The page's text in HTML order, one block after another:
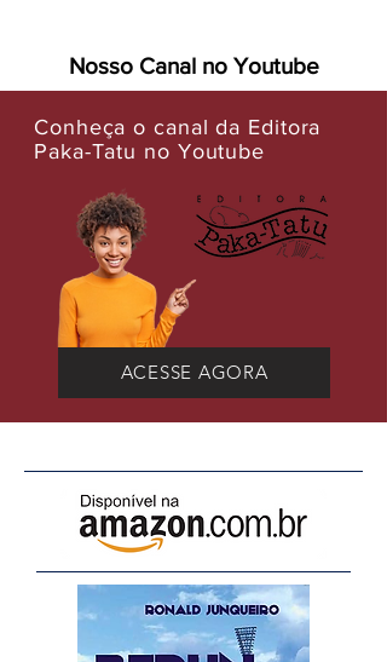
Nosso Canal no Youtube
Conheça o canal da Editora
Paka-Tatu no Youtube
ACESSE AGORA